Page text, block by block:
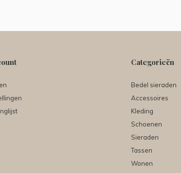
Categorieën
Bedel sieraden
Accessoires
Kleding
Schoenen
Sieraden
Tassen
Wonen